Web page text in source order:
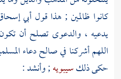
كانوا ظالمين ; هذا قول أبي
يدعيه ، والدعوى تصلح أن
اللهم أشركنا في صالح دعاء
حكى ذلكسيبويه; وأنشد :